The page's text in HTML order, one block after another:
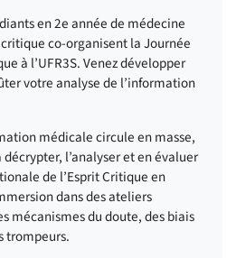
en 2e année de médecine
critique co-organisent la Journée
à l’UFR3S. Venez développer
votre analyse de l’information
médicale circule en masse,
l’analyser et en évaluer
de l’Esprit Critique en
dans des ateliers
mécanismes du doute, des biais
trompeurs.